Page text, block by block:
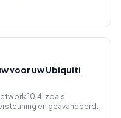
voor uw Ubiquiti
10.4, zoals
en geavanceerd